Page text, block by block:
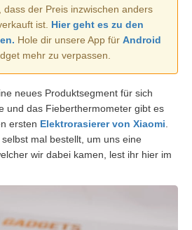
dass der Preis inzwischen anders
ist. Hier geht es zu den
Hole dir unsere App für Android
mehr zu verpassen.
neues Produktsegment für sich
und das Fieberthermometer gibt es
ersten Elektrorasierer von Xiaomi
mal bestellt, um uns eine
wir dabei kamen, lest ihr hier im